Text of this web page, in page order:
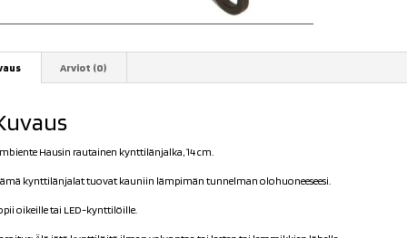
Arviot (0)
Hausin rautainen kynttilänjalka, 14 cm.
kynttilänjalat tuovat kauniin lämpimän tunnelman olohuoneeseesi.
oikeille tai LED-kynttilöille.